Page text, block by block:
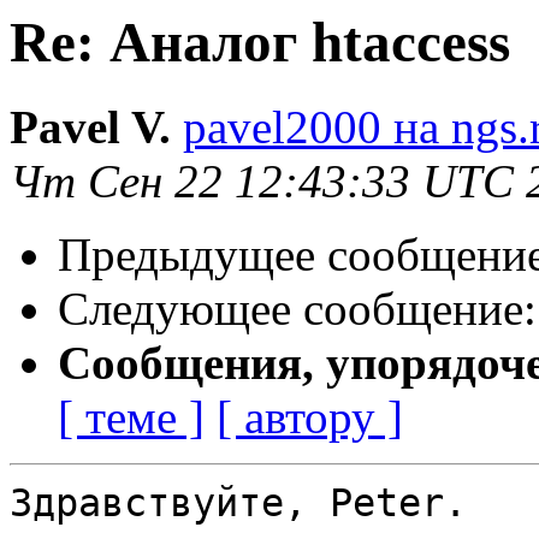
Re: Аналог htaccess
Pavel V. pavel2000 на
Чт Сен 22 12:43:33 UTC
Предыдущее
Следующее
Сообщения,
[ теме ] [ автору ]
Здравствуйте, Peter.